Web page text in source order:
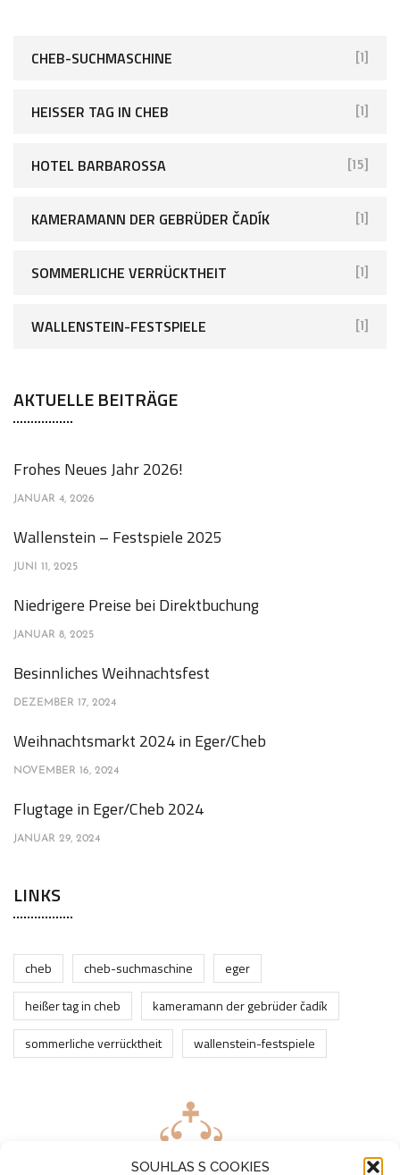
SOUHLAS S COOKIES
CHEB-SUCHMASCHINE [1]
HEISSER TAG IN CHEB [1]
HOTEL BARBAROSSA [15]
KAMERAMANN DER GEBRÜDER ČADÍK [1]
SOMMERLICHE VERRÜCKTHEIT [1]
WALLENSTEIN-FESTSPIELE [1]
AKTUELLE BEITRÄGE
Frohes Neues Jahr 2026!
JANUAR 4, 2026
Wallenstein – Festspiele 2025
JUNI 11, 2025
Niedrigere Preise bei Direktbuchung
JANUAR 8, 2025
Besinnliches Weihnachtsfest
DEZEMBER 17, 2024
Weihnachtsmarkt 2024 in Eger/Cheb
NOVEMBER 16, 2024
Flugtage in Eger/Cheb 2024
JANUAR 29, 2024
LINKS
cheb cheb-suchmaschine
eger
heißer tag in cheb
kameramann der gebrüder čadík
sommerliche verrücktheit
wallenstein-festspiele